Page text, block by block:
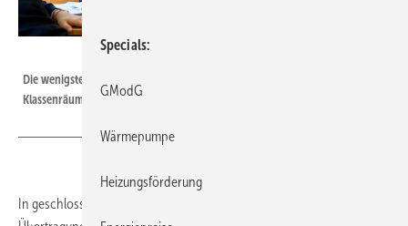
Die wenigsten Schulen verfügen über maschinelle Lüftungsanlagen. Und in
Klassenräumen ist wirksames Stoßlüften oft nicht möglich.
In geschlossenen Räumen wie Klassenzimmern ist die Gefahr einer
Specials
GModG
Wärmepumpe
Heizungsförderung